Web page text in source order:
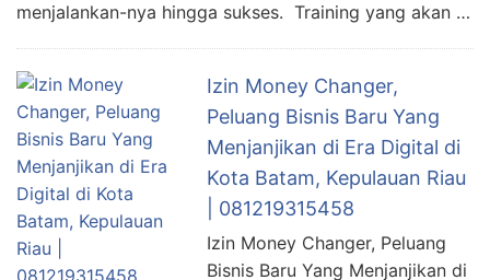
menjalankan-nya hingga sukses. Training yang akan …
Izin Money Changer,
Peluang Bisnis Baru Yang
Menjanjikan di Era Digital di
Kota Batam, Kepulauan Riau
| 081219315458
Izin Money Changer, Peluang
Bisnis Baru Yang Menjanjikan di